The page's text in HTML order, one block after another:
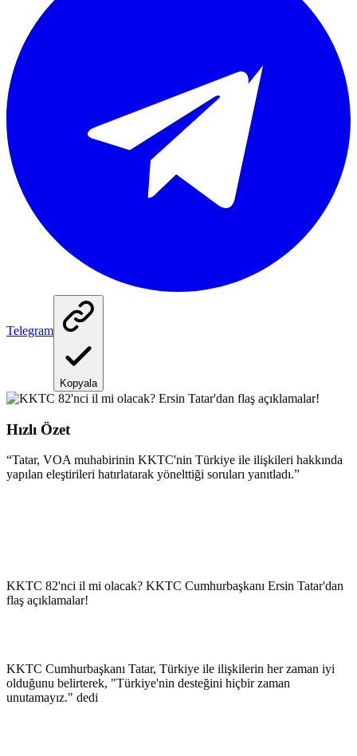
Telegram
Kopyala
Hızlı Özet
“Tatar, VOA muhabirinin KKTC'nin Türkiye ile ilişkileri hakkında
yapılan eleştirileri hatırlatarak yönelttiği soruları yanıtladı.”
KKTC 82'nci il mi olacak? KKTC Cumhurbaşkanı Ersin Tatar'dan
flaş açıklamalar!
KKTC Cumhurbaşkanı Tatar, Türkiye ile ilişkilerin her zaman iyi
olduğunu belirterek, "Türkiye'nin desteğini hiçbir zaman
unutamayız." dedi